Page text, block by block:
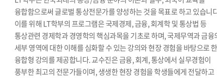
융합함으로써 글로벌 통상전문가를 양성하는 것을 목표로 하고 있습니
이를 위해 LT학부의 프로그램은 국제경제, 금융, 회계학 및 통상법 등
통상관련 경제학과 경영학의 핵심과목을 기초로 하며, 국제무역과 금융
세부 영역에 대한 이해를 심화할 수 있는 강의와 현장 경험을 바탕으로 한
융합형 강의를 제공합니다. 교수진은 금융, 회계, 통상에서 실무경험이
풍부한 최고의 전문가들이며, 생생한 현장 경험을 학생들에게 전달하고